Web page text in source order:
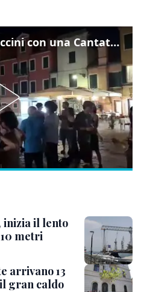
Venezia omaggia Guccini con una Cantata Anarchica in campo Santa Margherita
inizia il lento
metri
arrivano 13
gran caldo